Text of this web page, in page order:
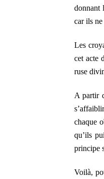
donnant
car ils
Les
cet acte
ruse
A partir
chaque
qu’ils
principe
Voilà,